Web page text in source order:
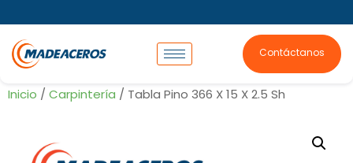
Contáctanos
Inicio / Carpintería / Tabla Pino 366 X 15 X 2.5 Sh